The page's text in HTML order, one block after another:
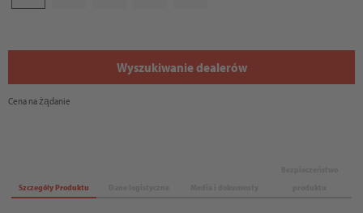
Wyszukiwanie dealerów
Cena na żądanie
Szczegóły Produktu